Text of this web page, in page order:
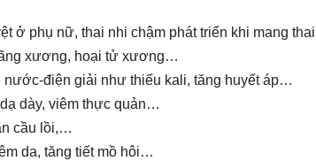
ở phụ nữ, thai nhi chậm phát triển khi mang
xương, hoại tử xương…
nước-điện giải như thiếu kali, tăng huyết áp…
dày, viêm thực quản…
cầu lồi,…
da, tăng tiết mồ hôi…